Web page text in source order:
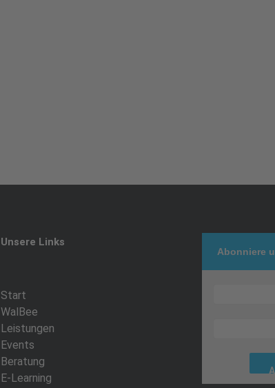
Unsere Links
Start
WalBee
Leistungen
Events
Beratung
E-Learning
Abonniere